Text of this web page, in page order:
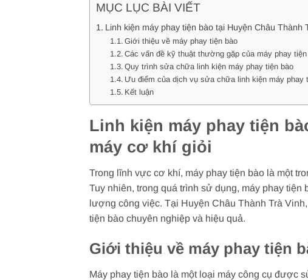
MỤC LỤC BÀI VIẾT
Linh kiện máy phay tiện bào tại Huyện Châu
Giới thiệu về máy phay tiện bào
Các vấn đề kỹ thuật thường gặp của máy phay tiện
Quy trình sửa chữa linh kiện máy phay tiện bào
Ưu điểm của dịch vụ sửa chữa linh kiện máy phay
Kết luận
Linh kiện máy phay tiện
máy cơ khí giỏi
Trong lĩnh vực cơ khí, máy phay tiện bào là một
Tuy nhiên, trong quá trình sử dụng, máy phay
lượng công việc. Tại Huyện Châu Thành Trà
tiện bào chuyên nghiệp và hiệu quả.
Giới thiệu về máy phay tiện
Máy phay tiện bào là một loại máy công cụ được